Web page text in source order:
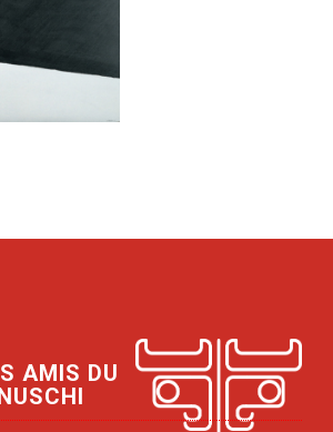
AMIS DU